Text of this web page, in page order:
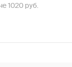
1020 руб.